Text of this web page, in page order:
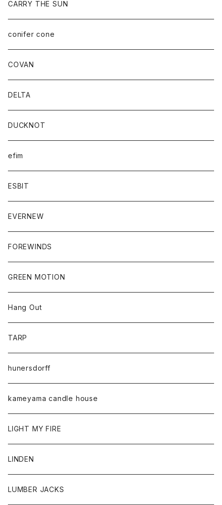
CARRY THE SUN
conifer cone
COVAN
DELTA
DUCKNOT
efim
ESBIT
EVERNEW
FOREWINDS
GREEN MOTION
Hang Out
TARP
hunersdorff
kameyama candle house
LIGHT MY FIRE
LINDEN
LUMBER JACKS